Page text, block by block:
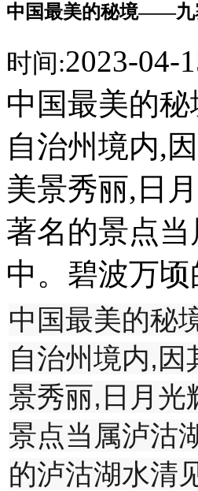
中国最美的秘境——九
时间:2023-04-
中国最美的
自治州境内,
美景秀丽,日
著名的景点
中。碧波万
中国最美的
自治州境内,因
景秀丽,日月光
景点当属泸沽
的泸沽湖水清